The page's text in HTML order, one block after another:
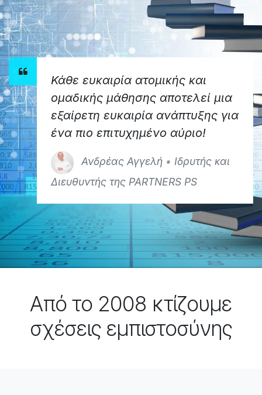
Κάθε ευκαιρία ατομικής και
ομαδικής μάθησης αποτελεί μια
εξαίρετη ευκαιρία ανάπτυξης για
ένα πιο επιτυχημένο αύριο!
Ανδρέας Αγγελή • ​Ιδρυτής και
Διευθυντής της PARTNERS PS
Από το 2008 κτίζουμε
σχέσεις εμπιστοσύνης